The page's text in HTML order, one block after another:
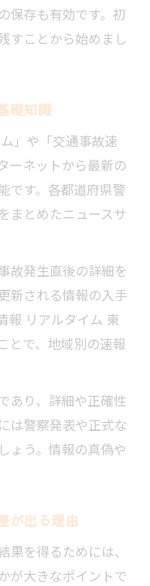
保存も有効です。初
すことから始めまし
礎知識
」や「交通事故速
ーネットから最新の
です。各都道府県警
まとめたニュースサ
故発生直後の詳細を
新される情報の入手
報 リアルタイム 東
とで、地域別の速報
あり、詳細や正確性
は警察発表や正式な
ょう。情報の真偽や
が出る理由
を得るためには、
が大きなポイントで